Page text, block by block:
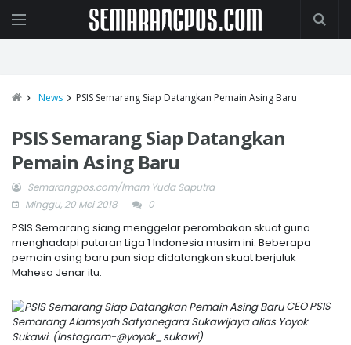
News PSIS Semarang Siap Datangkan Pemain Asing Baru
PSIS Semarang Siap Datangkan
Pemain Asing Baru
Semarangpos.com/Imam Yuda Saputra
Minggu, 20 Mei 2018
0
PSIS Semarang siang menggelar perombakan skuat guna
menghadapi putaran Liga 1 Indonesia musim ini. Beberapa
pemain asing baru pun siap didatangkan skuat berjuluk
Mahesa Jenar itu.
CEO PSIS
Semarang Alamsyah Satyanegara Sukawijaya alias Yoyok
Sukawi. (Instagram-@yoyok_sukawi)